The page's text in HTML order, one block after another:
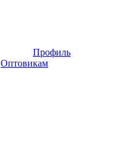
Профиль
Оптовикам